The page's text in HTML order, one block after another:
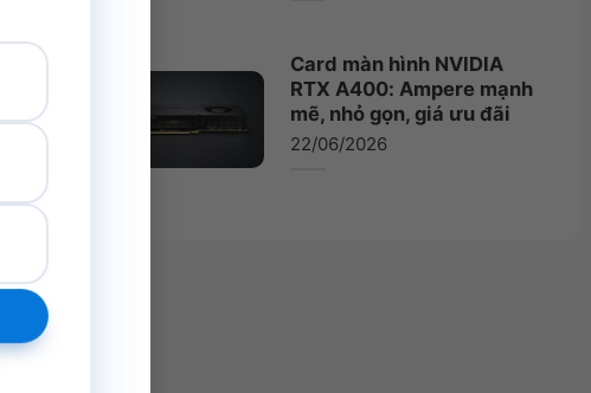
Card màn hình NVIDIA
RTX A400: Ampere mạnh
mẽ, nhỏ gọn, giá ưu đãi
22/06/2026